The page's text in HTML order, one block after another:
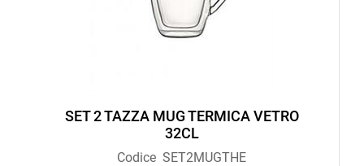
SET 2 TAZZA MUG TERMICA VETRO
32CL
Codice SET2MUGTHE